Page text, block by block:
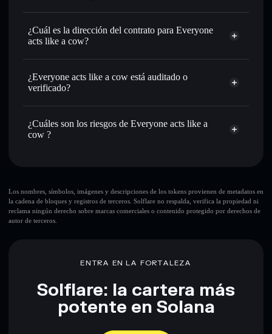
Utilizar DCA: promedio de coste en dólares en COWS a lo
Enviar de forma privada
: transferir COWS sin vincular
integrado de Solflare
Hacer un seguimiento en tiempo real: monitorizar el
precio, volumen, capitalización de mercado y liquidez de
cartera sin custodia donde tú controla tus claves privadas
Everyone acts like a cow
¿Cuál es la dirección del contrato para Everyone
acts like a cow?
Everyone acts
4DaEQWT4cBafVvLjGVeo5abtSxNHY89HCE71eXfzXXeM
¿Everyone acts like a cow está auditado o
verificado?
Everyone acts like a cow no está verificado actualmente
¿Cuáles son los riesgos de Everyone acts like a
cow ?
Everyone acts like a
cow
liquidez limitada
Descargo de responsabilidad: Esta información tiene
financiero. Investiga siempre por tu cuenta. Datos
proporcionados por rugcheck.xyz.
Los nombres, símbolos, imágenes y descripciones de los tokens provienen de metadatos en
la cadena de bloques y registros de terceros. Solflare no respalda, verifica la propiedad ni
reclama ningún derecho sobre marcas comerciales o contenido protegido por derechos de
autor de terceros.
ENTRA EN LA FORTALEZA
Solflare: la cartera más
potente en Solana